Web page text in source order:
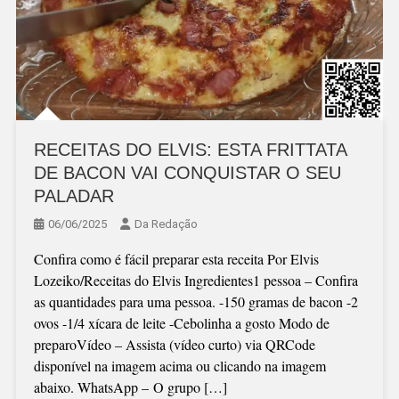
RECEITAS DO ELVIS: ESTA FRITTATA
DE BACON VAI CONQUISTAR O SEU
PALADAR
06/06/2025 Da Redação
Confira como é fácil preparar esta receita Por Elvis
Lozeiko/Receitas do Elvis Ingredientes1 pessoa – Confira
as quantidades para uma pessoa. -150 gramas de bacon -2
ovos -1/4 xícara de leite -Cebolinha a gosto Modo de
preparoVídeo – Assista (vídeo curto) via QRCode
disponível na imagem acima ou clicando na imagem
abaixo. WhatsApp – O grupo […]